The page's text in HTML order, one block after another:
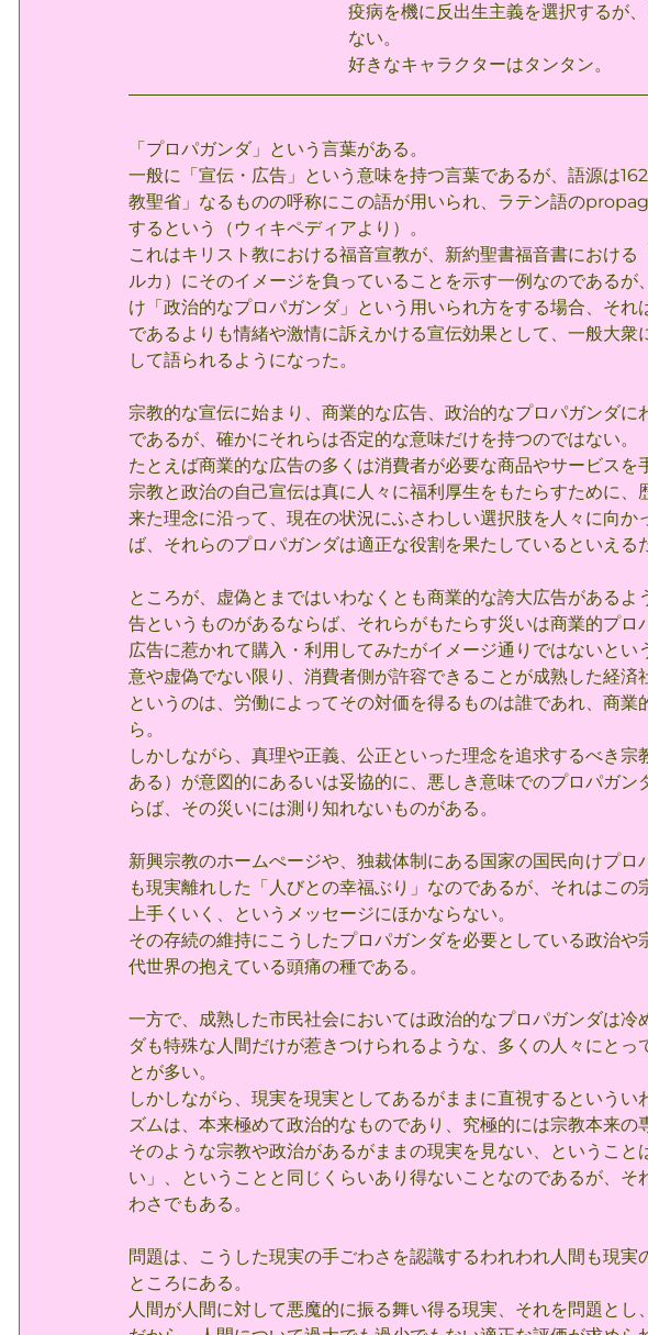
疫病を機に反出生主義を選択するが
ない。
好きなキャラクターはタンタン。
「プロパガンダ」という言葉がある。
一般に「宣伝・広告」という意味を持つ言葉であるが、語源は
教聖省」なるものの呼称にこの語が用いられ、ラテン語の
するという（ウィキペディアより）。
これはキリスト教における福音宣教が、新約聖書福音書における
ルカ）にそのイメージを負っていることを示す一例なのである
け「政治的なプロパガンダ」という用いられ方をする場合、そ
であるよりも情緒や激情に訴えかける宣伝効果として、一般大衆
して語られるようになった。
宗教的な宣伝に始まり、商業的な広告、政治的なプロパガンダ
であるが、確かにそれらは否定的な意味だけを持つのではない。
たとえば商業的な広告の多くは消費者が必要な商品やサービスを
宗教と政治の自己宣伝は真に人々に福利厚生をもたらすために、
来た理念に沿って、現在の状況にふさわしい選択肢を人々に向か
ば、それらのプロパガンダは適正な役割を果たしているといえる
ところが、虚偽とまではいわなくとも商業的な誇大広告がある
告というものがあるならば、それらがもたらす災いは商業的プロ
広告に惹かれて購入・利用してみたがイメージ通りではないと
意や虚偽でない限り、消費者側が許容できることが成熟した経済
というのは、労働によってその対価を得るものは誰であれ、商
ら。
しかしながら、真理や正義、公正といった理念を追求するべき
ある）が意図的にあるいは妥協的に、悪しき意味でのプロパガ
らば、その災いには測り知れないものがある。
新興宗教のホームぺージや、独裁体制にある国家の国民向けプ
も現実離れした「人びとの幸福ぶり」なのであるが、それはこ
上手くいく、というメッセージにほかならない。
その存続の維持にこうしたプロパガンダを必要としている政治
代世界の抱えている頭痛の種である。
一方で、成熟した市民社会においては政治的なプロパガンダは冷
ダも特殊な人間だけが惹きつけられるような、多くの人々にとっ
とが多い。
しかしながら、現実を現実としてあるがままに直視するというい
ズムは、本来極めて政治的なものであり、究極的には宗教本来の
そのような宗教や政治があるがままの現実を見ない、というこ
い」、ということと同じくらいあり得ないことなのであるが、
わさでもある。
問題は、こうした現実の手ごわさを認識するわれわれ人間も現実
ところにある。
人間が人間に対して悪魔的に振る舞い得る現実、それを問題と